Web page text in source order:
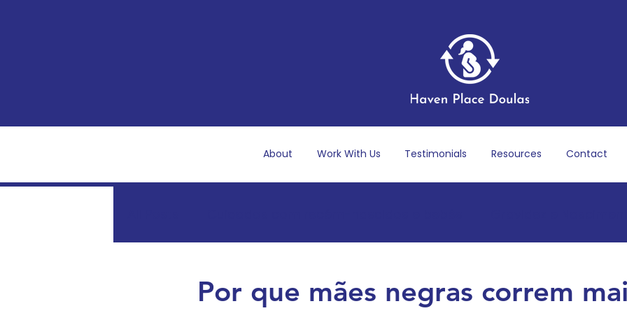
About Work With Us Testimonials Resources Contact
Por que mães negras correm